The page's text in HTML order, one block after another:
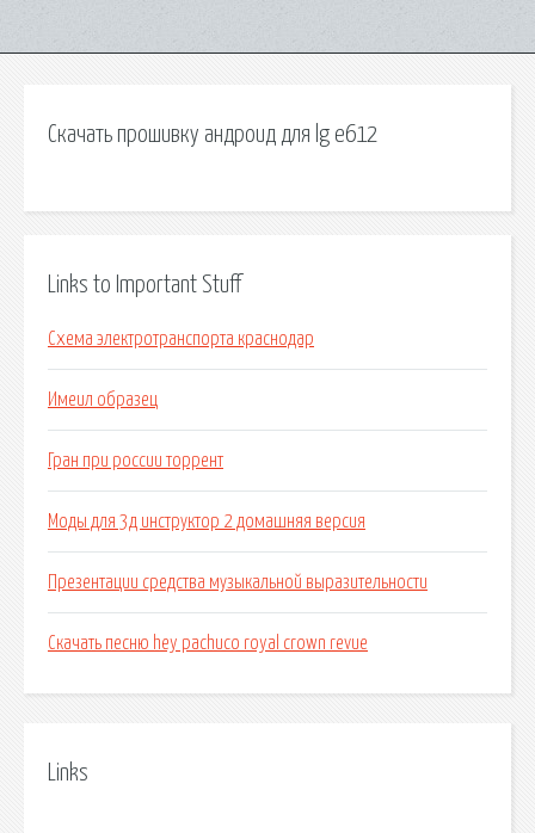
Скачать прошивку андроид для lg e612
Links to Important Stuff
Схема электротранспорта краснодар
Имеил образец
Гран при россии торрент
Моды для 3д инструктор 2 домашняя версия
Презентации средства музыкальной выразительности
Скачать песню hey pachuco royal crown revue
Links